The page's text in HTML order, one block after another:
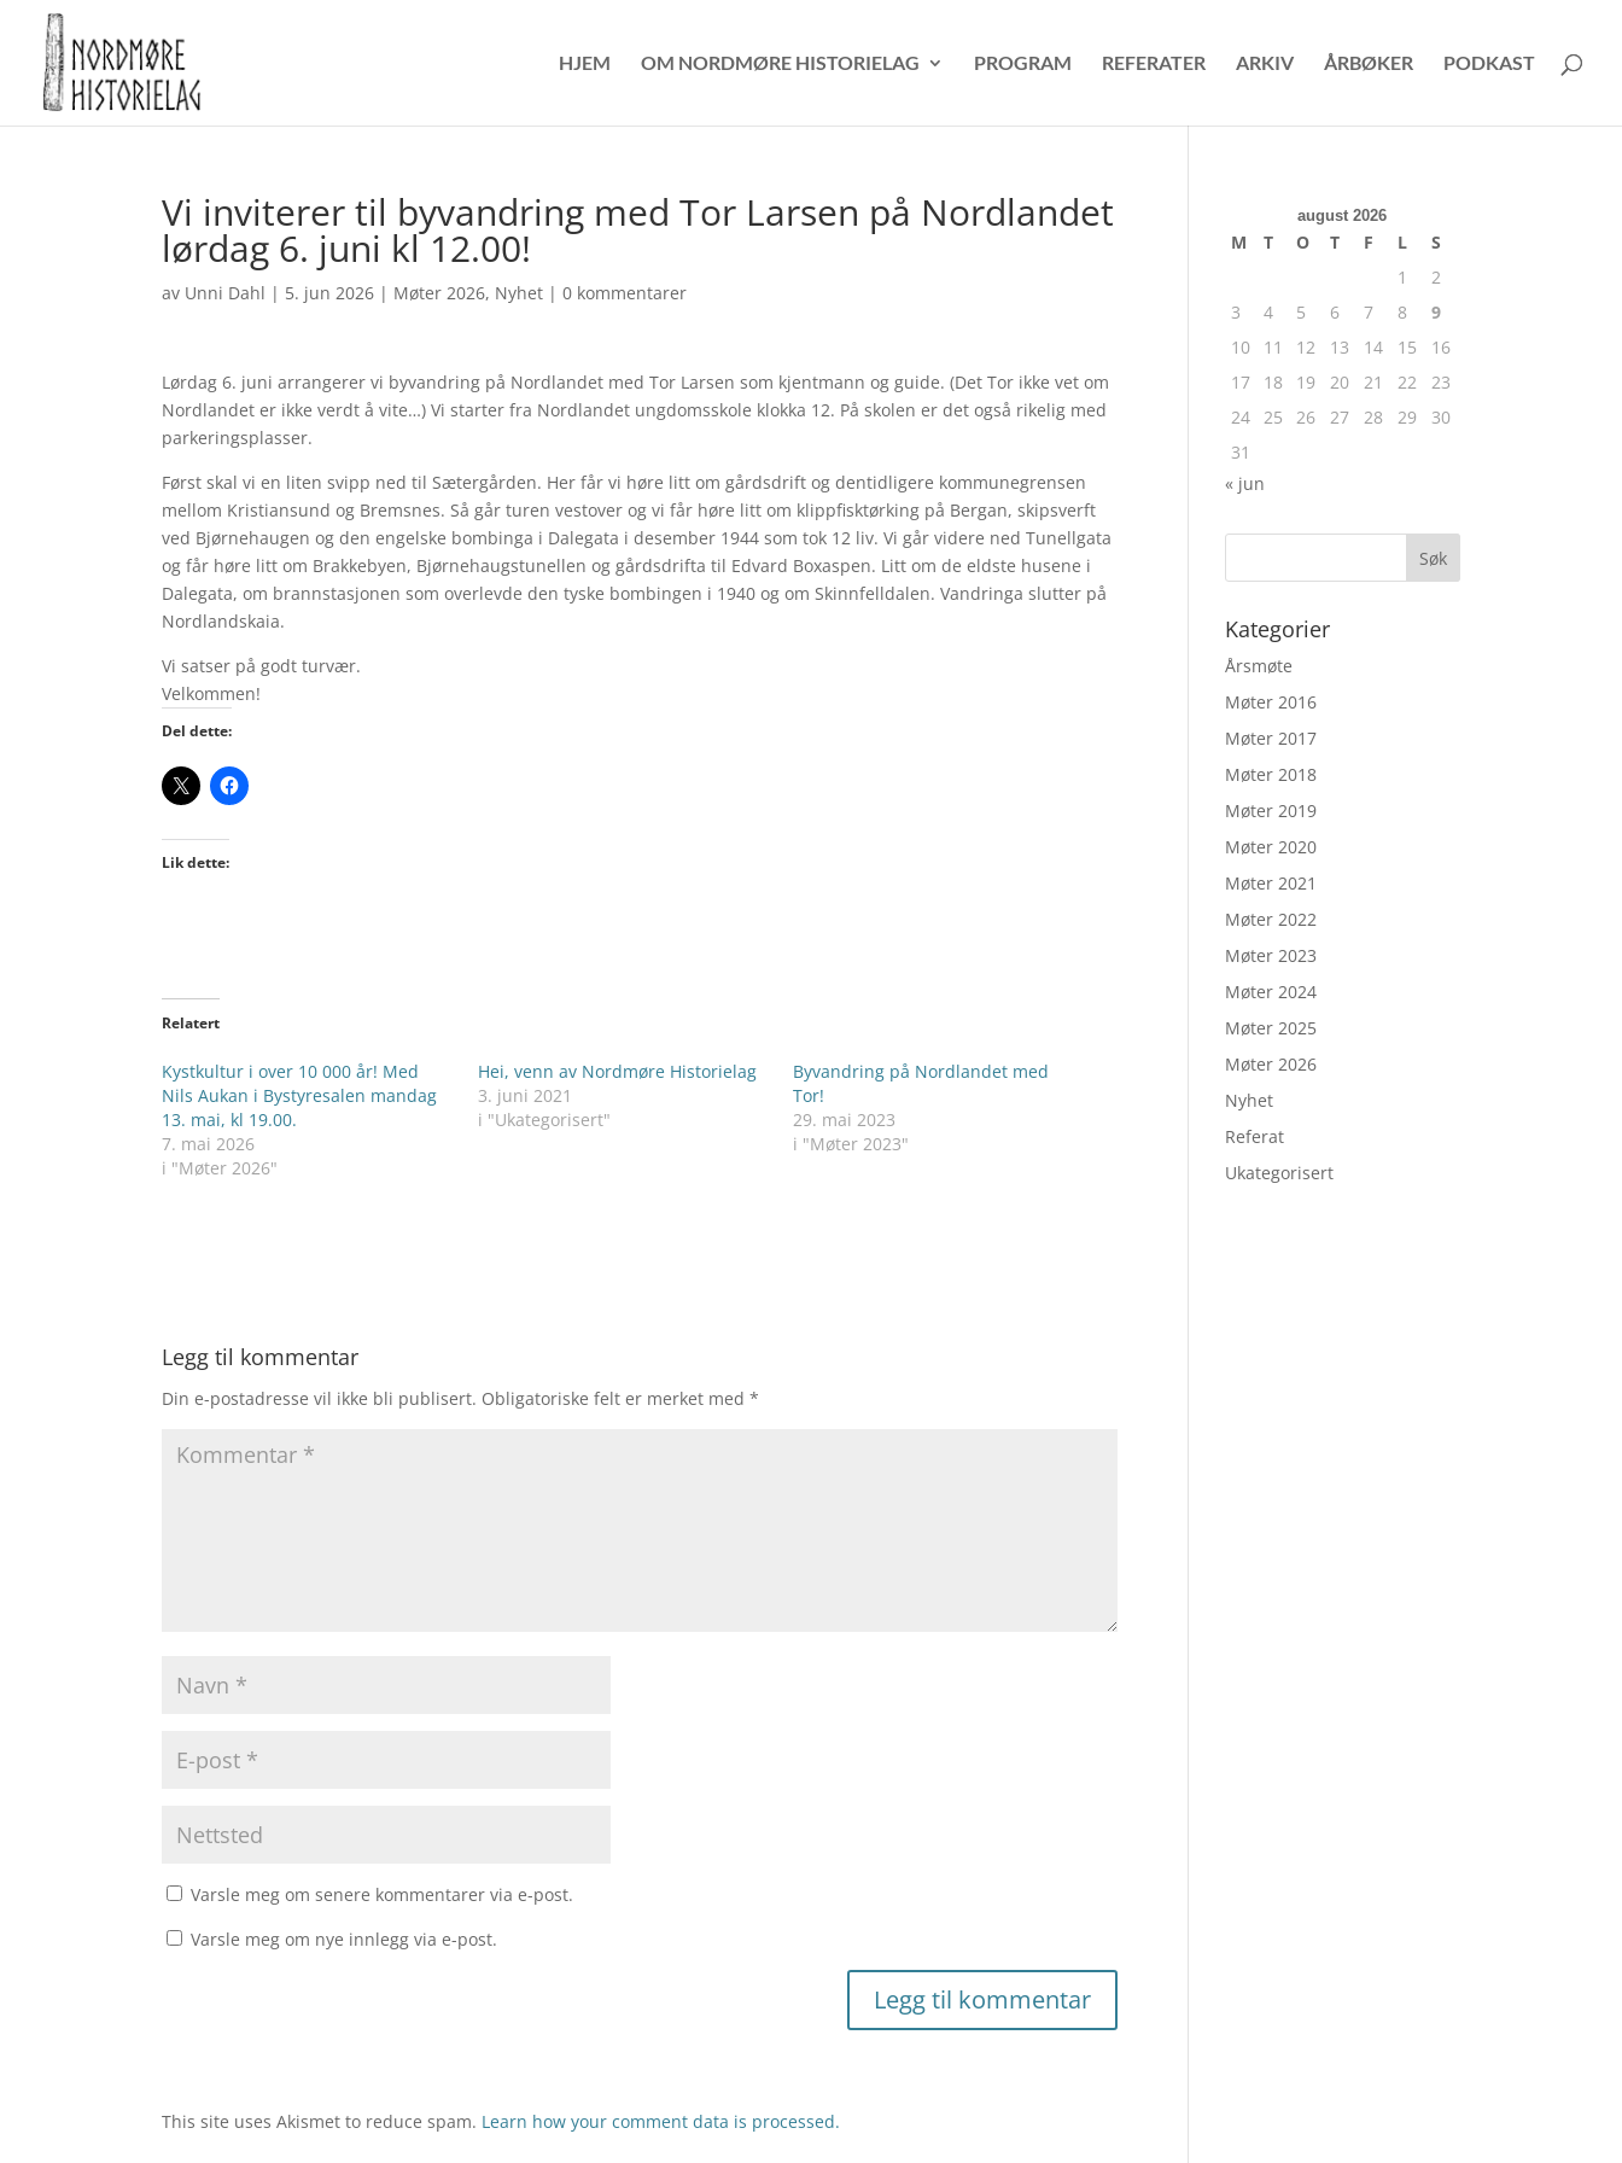
HJEM OM NORDMØRE HISTORIELAG PROGRAM REFERATER ARKIV ÅRBØKER PODKAST
Vi inviterer til byvandring med Tor Larsen på Nordlandet
lørdag 6. juni kl 12.00!
av Unni Dahl | 5. jun 2026 | Møter 2026, Nyhet |0 kommentarer
Lørdag 6. juni arrangerer vi byvandring på Nordlandet med Tor Larsen som kjentmann og guide. (Det Tor ikke vet om
Nordlandet er ikke verdt å vite…) Vi starter fra Nordlandet ungdomsskole klokka 12. På skolen er det også rikelig med
parkeringsplasser.
Først skal vi en liten svipp ned til Sætergården. Her får vi høre litt om gårdsdrift og dentidligere kommunegrensen
mellom Kristiansund og Bremsnes. Så går turen vestover og vi får høre litt om klippfisktørking på Bergan, skipsverft
ved Bjørnehaugen og den engelske bombinga i Dalegata i desember 1944 som tok 12 liv. Vi går videre ned Tunellgata
og får høre litt om Brakkebyen, Bjørnehaugstunellen og gårdsdrifta til Edvard Boxaspen. Litt om de eldste husene i
Dalegata, om brannstasjonen som overlevde den tyske bombingen i 1940 og om Skinnfelldalen. Vandringa slutter på
Nordlandskaia.
Vi satser på godt turvær.
Velkommen!
Del dette:
Lik dette:
Relatert
Kystkultur i over 10 000 år! Med
Nils Aukan i Bystyresalen mandag
13. mai, kl 19.00.
7. mai 2026
i "Møter 2026"
Hei, venn av Nordmøre Historielag
3. juni 2021
i "Ukategorisert"
Byvandring på Nordlandet med
Tor!
29. mai 2023
i "Møter 2023"
Legg til kommentar
Din e-postadresse vil ikke bli publisert. Obligatoriske felt er merket med*
Varsle meg om senere kommentarer via e-post.
Varsle meg om nye innlegg via e-post.
This site uses Akismet to reduce spam. Learn how your comment data is processed.
august 2026
M T O T F L
S
1
2
3
4 5 6 7 8
9
10
11 12 13 14 15
16
17
18 19 20 21 22
23
24 25 26 27 28 29
30
31
« jun
Kategorier
Årsmøte
Møter 2016
Møter 2017
Møter 2018
Møter 2019
Møter 2020
Møter 2021
Møter 2022
Møter 2023
Møter 2024
Møter 2025
Møter 2026
Nyhet
Referat
Ukategorisert